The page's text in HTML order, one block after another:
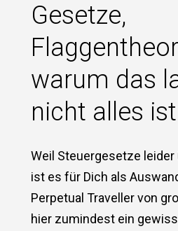
Gesetze,
warum das
nicht alles ist
Weil Steuergesetze leider
ist es für Dich als
Perpetual Traveller von
hier zumindest ein